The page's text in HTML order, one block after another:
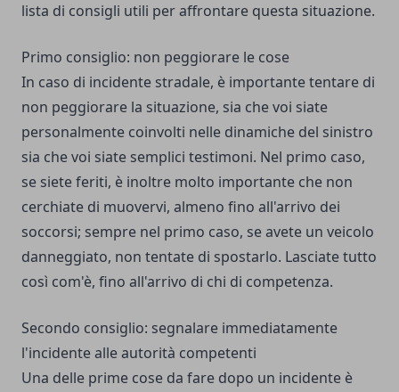
lista di consigli utili per affrontare questa situazione.
Primo consiglio: non peggiorare le cose
In caso di incidente stradale, è importante tentare di
non peggiorare la situazione, sia che voi siate
personalmente coinvolti nelle dinamiche del sinistro
sia che voi siate semplici testimoni. Nel primo caso,
se siete feriti, è inoltre molto importante che non
cerchiate di muovervi, almeno fino all'arrivo dei
soccorsi; sempre nel primo caso, se avete un veicolo
danneggiato, non tentate di spostarlo. Lasciate tutto
così com'è, fino all'arrivo di chi di competenza.
Secondo consiglio: segnalare immediatamente
l'incidente alle autorità competenti
Una delle prime cose da fare dopo un incidente è